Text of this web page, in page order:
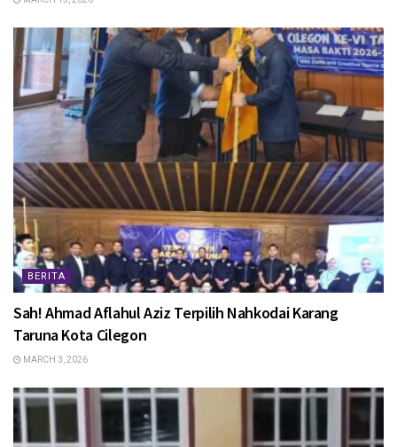
BERITA
Sah! Ahmad Aflahul Aziz Terpilih Nahkodai Karang
Taruna Kota Cilegon
MARCH 3, 2026